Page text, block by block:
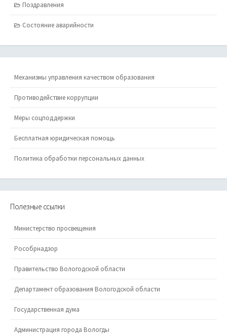
Поздравления
Состояние аварийности
Механизмы управления качеством образования
Противодействие коррупции
Меры соцподдержки
Бесплатная юридическая помощь
Политика обработки персональных данных
Полезные ссылки
Министерство просвещения
Рособрнадзор
Правительство Вологодской области
Департамент образования Вологодской области
Государственная дума
Администрация города Вологды